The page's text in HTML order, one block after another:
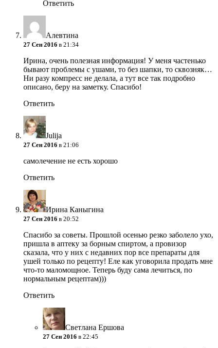
Ответить
Алевтина
27 Сен 2016 в 21:34
Ирина, очень полезная информация! У меня частенько
бывают проблемы с ушами, то без шапки, то сквозняк…
Ни разу компресс не делала, а тут все так подробно
описано, беру на заметку. Спасибо!
Ответить
Julija
27 Сен 2016 в 21:06
самолечение не есть хорошо
Ответить
Ирина Каныгина
27 Сен 2016 в 20:52
Спасибо за советы. Прошлой осенью резко заболело ухо,
пришла в аптеку за борным спиртом, а провизор
сказала, что у них с недавних пор все препараты для
ушей только по рецепту! Еле как уговорила продать мне
что-то маломощное. Теперь буду сама лечиться, по
нормальным рецептам)))
Ответить
Светлана Ершова
27 Сен 2016 в 22:45